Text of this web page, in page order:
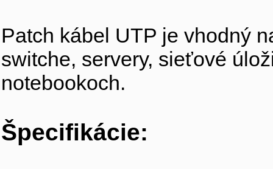
Patch kábel UTP je vhodný
switche, servery, sieťové
notebookoch.
Špecifikácie: